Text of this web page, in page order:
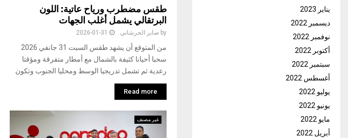
طقس مضطرب ورياح عاتية: اللون
البرتقالي يشمل أغلب الجهات
by صابر الحرشاني 2026-01-31
من المتوقع أن يشهد طقس السبت 31 جانفي 2026
سحبا أحيانا كثيفة بالشمال مع أمطار متفرقة ومؤقتا
رعدية ثم تشمل تدريجيا الوسط ومحليا الجنوب وتكون
Read more
غير مصنف
يناير 2023
ديسمبر 2022
نوفمبر 2022
أكتوبر 2022
سبتمبر 2022
أغسطس 2022
يوليو 2022
يونيو 2022
مايو 2022
أبريل 2022